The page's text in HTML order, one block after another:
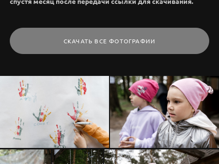
СКАЧАТЬ ВСЕ ФОТОГРАФИИ